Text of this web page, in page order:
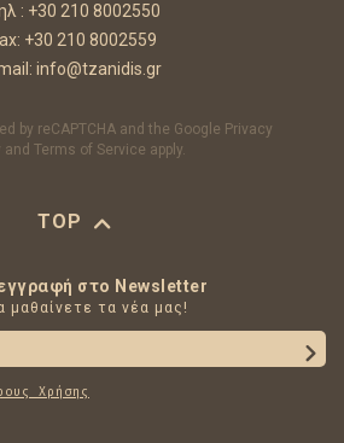
: +30 210 8002550
+30 210 8002559
info@tzanidis.gr
by reCAPTCHA and the Google Privacy
and Terms of Service apply.
TOP
στο Newsletter
μαθαίνετε τα νέα μας!
Χρήσης